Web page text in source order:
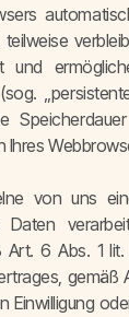
teilweise
und
Ihres
von uns
Daten
Art. 6 Abs. 1
gemäß
Einwilligung